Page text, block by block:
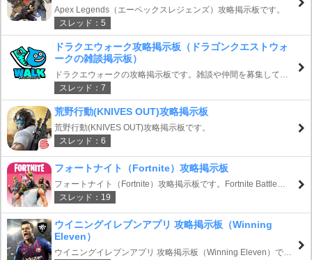
Apex Legends（エーペックスレジェンズ）攻略掲示板です。
スレッド：5
ドラクエウォーク攻略掲示板（ドラゴンクエストウォ
ークの雑談掲示板）
ドラクエウォークの攻略掲示板です。雑談や仲間を募集してよ
り楽しくドラゴンクエストウォークを楽しみましょう！
スレッド：7
荒野行動(KNIVES OUT)攻略掲示板
荒野行動(KNIVES OUT)攻略掲示板です。
スレッド：6
フォートナイト（Fortnite）攻略掲示板
フォートナイト（Fortnite）攻略掲示板です。Fortnite Battle
Royaleのフレンド募集BBSや攻略情報の共有等にご利用下さ
い。
スレッド：19
ウイニングイレブンアプリ 攻略掲示板（Winning
Eleven）
ウイニングイレブンアプリ 攻略掲示板（Winning Eleven）で